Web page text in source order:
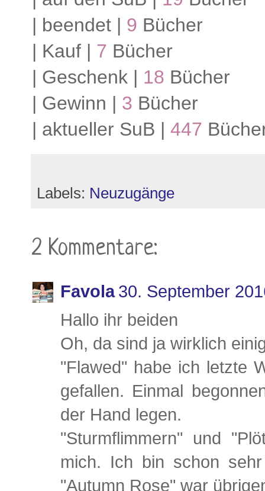
| beendet | 9 Bücher
| Kauf | 7 Bücher
| Geschenk | 18 Bücher
| Gewinn | 3 Bücher
| aktueller SuB | 447
Labels: Neuzugänge
2 Kommentare:
Favola 30. September
Hallo ihr beiden
Oh, da sind ja wirklich
"Flawed" habe ich letzte
gefallen. Einmal
der Hand legen.
"Sturmflimmern" und
mich. Ich bin schon
"Autumn Rose" war